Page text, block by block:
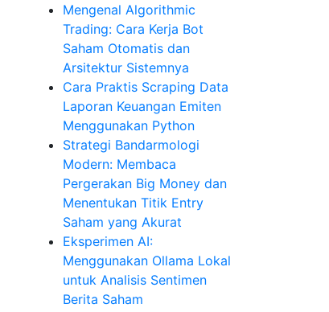
Mengenal Algorithmic
Trading: Cara Kerja Bot
Saham Otomatis dan
Arsitektur Sistemnya
Cara Praktis Scraping Data
Laporan Keuangan Emiten
Menggunakan Python
Strategi Bandarmologi
Modern: Membaca
Pergerakan Big Money dan
Menentukan Titik Entry
Saham yang Akurat
Eksperimen AI:
Menggunakan Ollama Lokal
untuk Analisis Sentimen
Berita Saham